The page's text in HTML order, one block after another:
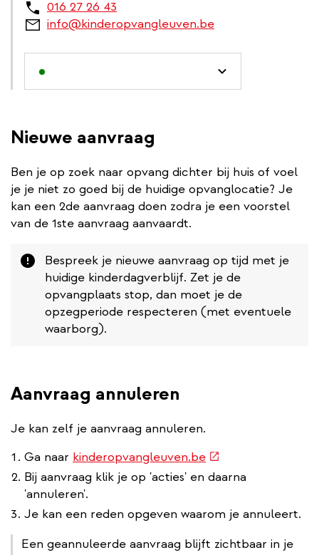
016 27 26 43
info@kinderopvangleuven.be
Nieuwe aanvraag
Ben je op zoek naar opvang dichter bij huis of voel
je je niet zo goed bij de huidige opvanglocatie? Je
kan een 2de aanvraag doen zodra je een voorstel
van de 1ste aanvraag aanvaardt.
Attention
Bespreek je nieuwe aanvraag op tijd met je
huidige kinderdagverblijf. Zet je de
opvangplaats stop, dan moet je de
opzegperiode respecteren (met eventuele
waarborg).
Aanvraag annuleren
Je kan zelf je aanvraag annuleren.
Ga naar kinderopvangleuven.be(externe
link)
Bij aanvraag klik je op 'acties' en daarna
'annuleren'.
Je kan een reden opgeven waarom je annuleert.
Een geannuleerde aanvraag blijft zichtbaar in je